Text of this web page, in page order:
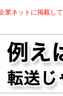
業ネットに掲載し